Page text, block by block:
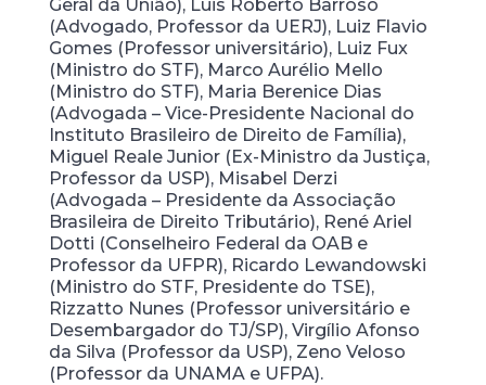
Geral da União), Luis Roberto Barroso
(Advogado, Professor da UERJ), Luiz Flavio
Gomes (Professor universitário), Luiz Fux
(Ministro do STF), Marco Aurélio Mello
(Ministro do STF), Maria Berenice Dias
(Advogada – Vice-Presidente Nacional do
Instituto Brasileiro de Direito de Família),
Miguel Reale Junior (Ex-Ministro da Justiça,
Professor da USP), Misabel Derzi
(Advogada – Presidente da Associação
Brasileira de Direito Tributário), René Ariel
Dotti (Conselheiro Federal da OAB e
Professor da UFPR), Ricardo Lewandowski
(Ministro do STF, Presidente do TSE),
Rizzatto Nunes (Professor universitário e
Desembargador do TJ/SP), Virgílio Afonso
da Silva (Professor da USP), Zeno Veloso
(Professor da UNAMA e UFPA).